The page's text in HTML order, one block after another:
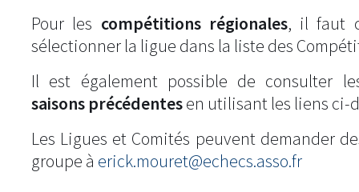
Pour les compétitions régionales, il faut
sélectionner la ligue dans la liste des
Il est également possible de consulter
saisons précédentesen utilisant les liens ci-
Les Ligues et Comités peuvent demander
groupe à erick.mouret@echecs.asso.fr